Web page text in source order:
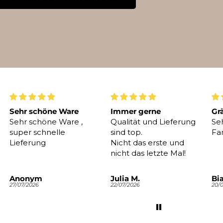
Sehr schöne Ware
Sehr schöne Ware ,
super schnelle
Lieferung
Anonym
27/07/2026
Immer gerne
Qualität und Lieferung
sind top.
Nicht das erste und
nicht das letzte Mal!
Julia M.
22/07/2026 20/